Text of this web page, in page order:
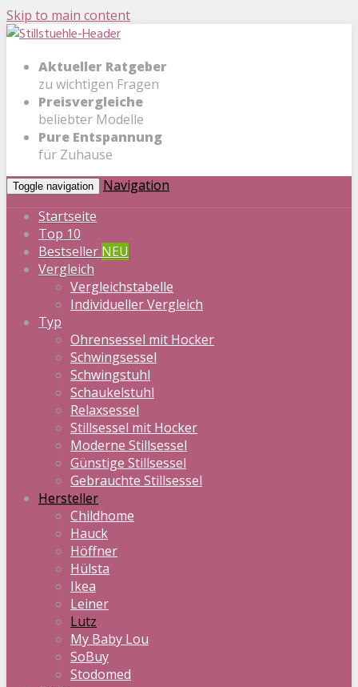
Skip to main content
Aktueller Ratgeber
zu wichtigen Fragen
Preisvergleiche
beliebter Modelle
Pure Entspannung
für Zuhause
Toggle navigation
Navigation
Startseite
Top 10
Bestseller NEU
Vergleich
Vergleichstabelle
Individueller Vergleich
Typ
Ohrensessel mit Hocker
Schwingsessel
Schwingstuhl
Schaukelstuhl
Relaxsessel
Stillsessel mit Hocker
Moderne Stillsessel
Günstige Stillsessel
Gebrauchte Stillsessel
Hersteller
Childhome
Hauck
Höffner
Hülsta
Ikea
Leiner
Lutz
My Baby Lou
SoBuy
Stodomed